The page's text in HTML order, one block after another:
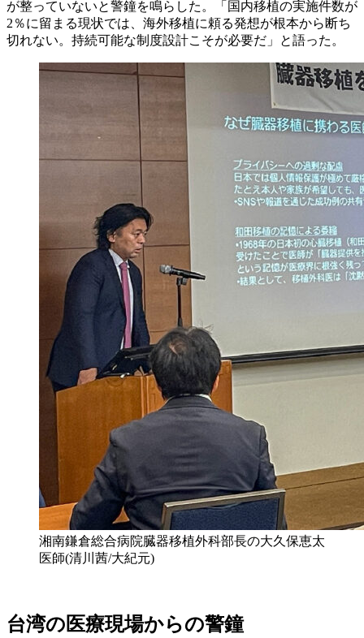
が整っていないと警鐘を鳴らした。「国内移植の実施件数が
2％に留まる現状では、海外移植に頼る発想が根本から断ち
切れない。持続可能な制度設計こそが必要だ」と語った。
湘南鎌倉総合病院臓器移植外科部長の大久保恵太
医師(清川茜/大紀元)
台湾の医療現場からの警鐘